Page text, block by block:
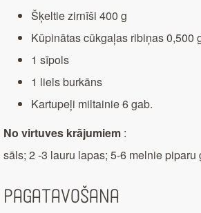
Šķeltie zirnīši 400 g
Kūpinātas cūkgaļas ribiņas 0,500
1 sīpols
1 liels burkāns
Kartupeļi miltainie 6 gab.
No virtuves krājumiem :
sāls; 2 -3 lauru lapas; 5-6 melnie piparu
Pagatavošana